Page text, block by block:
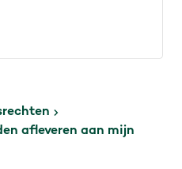
afleveren aan mijn